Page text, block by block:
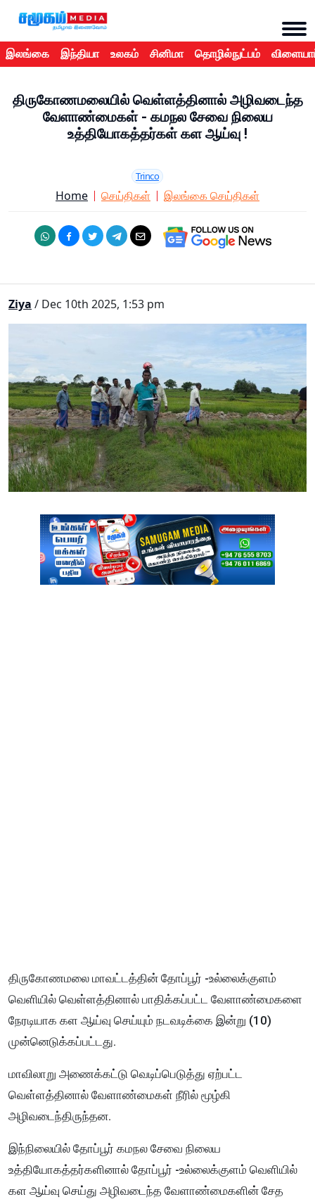
இலங்கை இந்தியா உலகம் சினிமா தொழில்நுட்பம்
திருகோணமலையில் வெள்ளத்தினால் அழிவடைந்த
வேளாண்மைகள் - கமநல சேவை நிலைய
உத்தியோகத்தர்கள் கள ஆய்வு !
Trinco
Home செய்திகள் இலங்கை செய்திகள்
Ziya / Dec 10th 2025, 1:53 pm
திருகோணமலை மாவட்டத்தின் தோப்பூர் -உல்லைக்குளம்
வெளியில் வெள்ளத்தினால் பாதிக்கப்பட்ட வேளாண்மைகளை
நேரடியாக கள ஆய்வு செய்யும் நடவடிக்கை இன்று (10)
முன்னெடுக்கப்பட்டது.
மாவிலாறு அணைக்கட்டு வெடிப்பெடுத்து ஏற்பட்ட
வெள்ளத்தினால் வேளாண்மைகள் நீரில் மூழ்கி
அழிவடைந்திருந்தன.
இந்நிலையில் தோப்பூர் கமநல சேவை நிலைய
உத்தியோகத்தர்களினால் தோப்பூர் -உல்லைக்குளம் வெளியில்
கள ஆய்வு செய்து அழிவடைந்த வேளாண்மைகளின் சேத